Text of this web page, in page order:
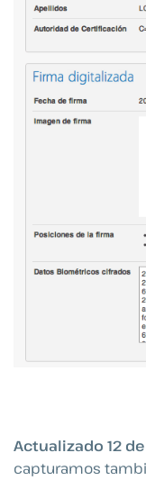
Actualizado 12
capturamos